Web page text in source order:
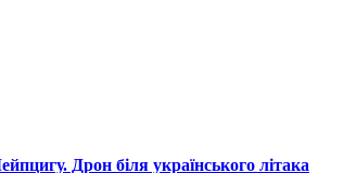
Дрон біля українського літака